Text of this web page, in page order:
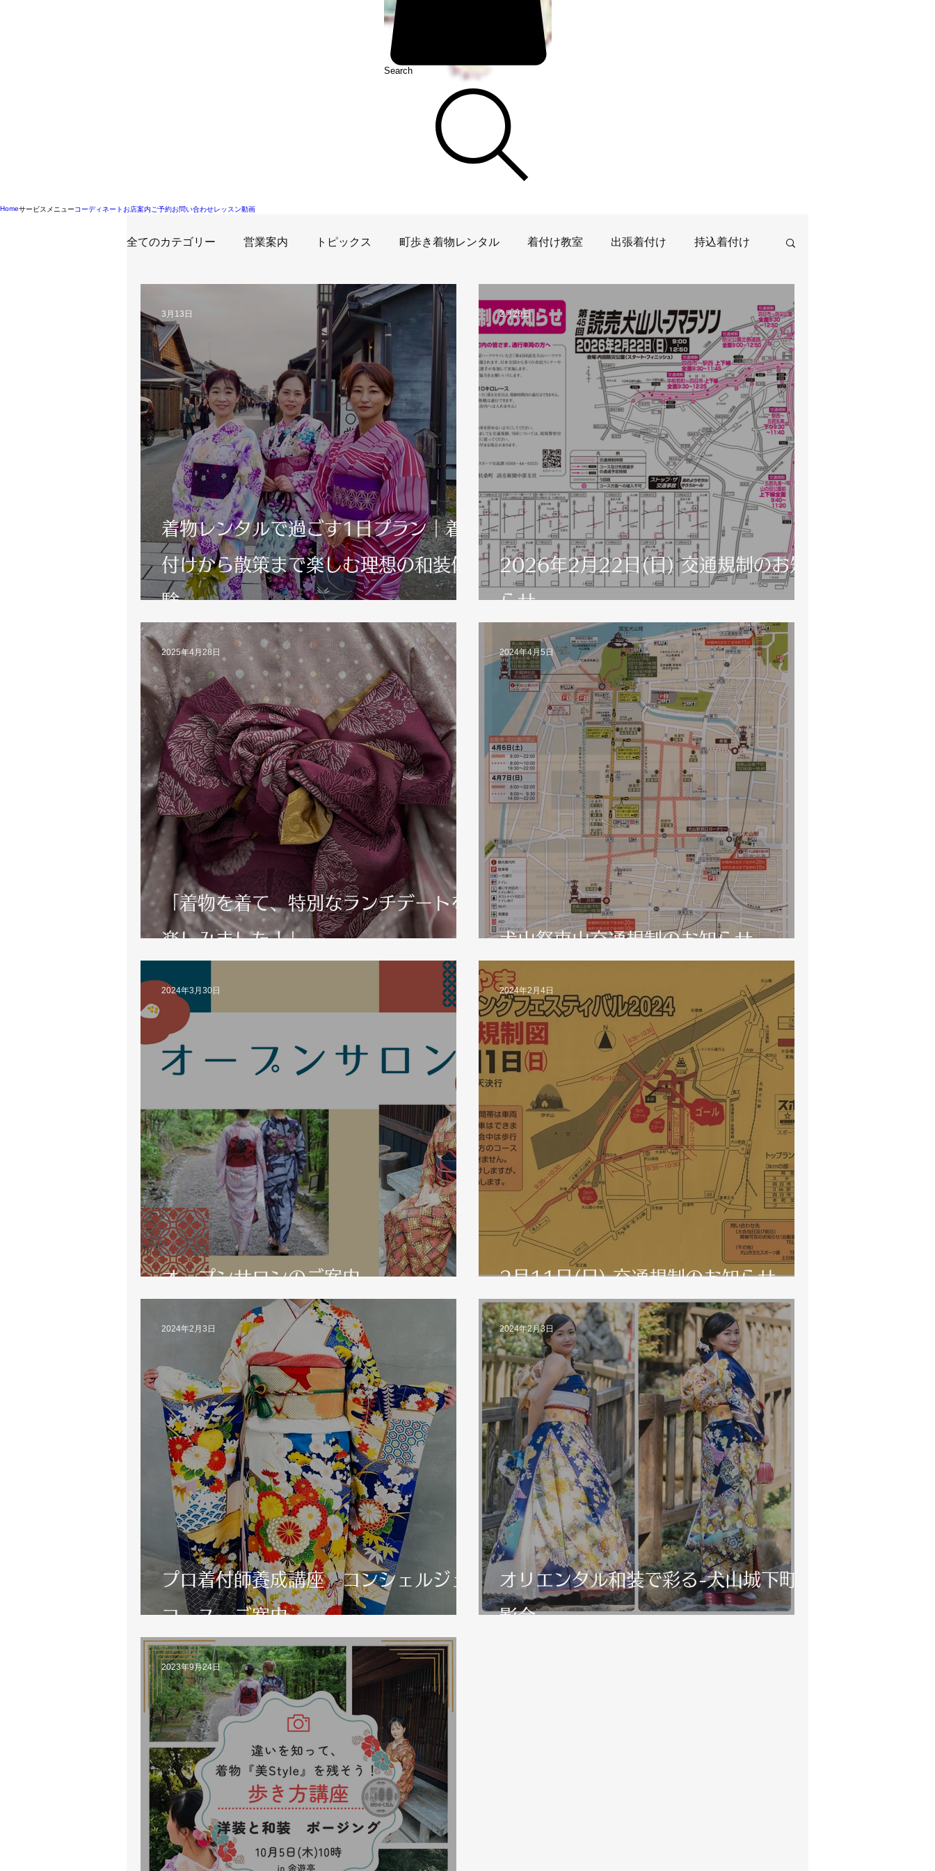
Search
Homeサービスメニューコーディネート お店案内 ご予約お問い合わせレッスン動画
全てのカテゴリー 営業案内 トピックス 町歩き着物レンタル 着付け教室 出張着付け 持込着付け
イベント 犬山祭 着物雑学 犬山観光案内
開運 着物Re・Birth
着物レンタルで過ごす1日プラン｜着
付けから散策まで楽しむ理想の和装体
験
3月13日
2026年2月22日(日) 交通規制のお知
らせ
2月20日
「着物を着て、特別なランチデートを
楽しみました！」
2025年4月28日
犬山祭車山交通規制のお知らせ
2024年4月5日
オープンサロンのご案内
2024年3月30日
2月11日(日) 交通規制のお知らせ
2024年2月4日
プロ着付師養成講座 コンシェルジュ
コース ご案内
2024年2月3日
オリエンタル和装で彩る-犬山城下町撮
影会-
2024年2月3日
2023年9月24日